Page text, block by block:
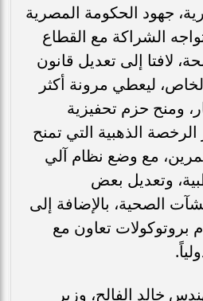
جهود الحكومة المصرية
الشراكة مع القطاع
لافتا إلى تعديل قانون
ليعطي مرونة أكثر
ومنح حزم تحفيزية
الذهبية التي تمنح
مع وضع نظام آلي
وتعديل بعض
الصحية، بالإضافة إلى
بروتوكولات تعاون مع
خالد الفالح، وزير